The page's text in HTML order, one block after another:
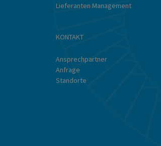
Lieferanten Management
KONTAKT
Ansprechpartner
Anfrage
Standorte